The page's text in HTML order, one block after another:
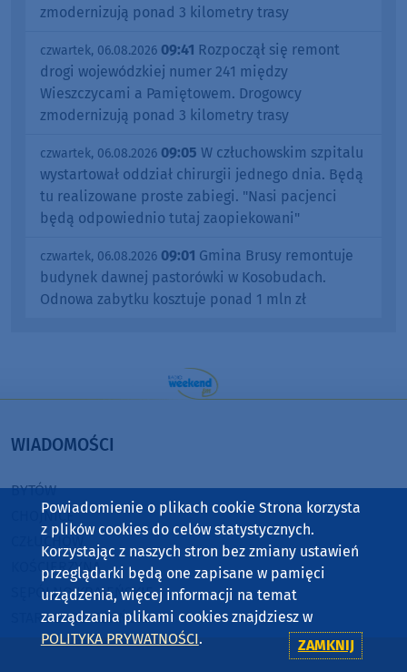
zmodernizują ponad 3 kilometry trasy
czwartek, 06.08.2026 09:41 Rozpoczął się remont
drogi wojewódzkiej numer 241 między
Wieszczycami a Pamiętowem. Drogowcy
zmodernizują ponad 3 kilometry trasy
czwartek, 06.08.2026 09:05 W człuchowskim szpitalu
wystartował oddział chirurgii jednego dnia. Będą
tu realizowane proste zabiegi. "Nasi pacjenci
będą odpowiednio tutaj zaopiekowani"
czwartek, 06.08.2026 09:01 Gmina Brusy remontuje
budynek dawnej pastorówki w Kosobudach.
Odnowa zabytku kosztuje ponad 1 mln zł
WIADOMOŚCI
BYTÓW
CHOJNICE
CZŁUCHÓW
KOŚCIERZYNA
SĘPÓLNO KRAJEŃSKIE
STAROGARD GDAŃSKI
TUCHOLA
Powiadomienie o plikach cookie Strona korzysta
z plików cookies do celów statystycznych.
Korzystając z naszych stron bez zmiany ustawień
przeglądarki będą one zapisane w pamięci
urządzenia, więcej informacji na temat
zarządzania plikami cookies znajdziesz w
POLITYKA PRYWATNOŚCI. ZAMKNIJ